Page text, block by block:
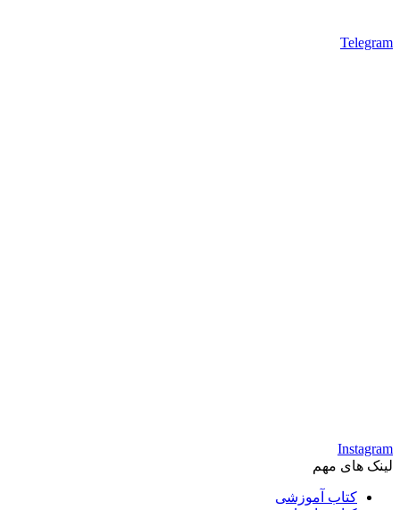
Telegram
Instagram
لینک های مهم
کتاب آموزشی